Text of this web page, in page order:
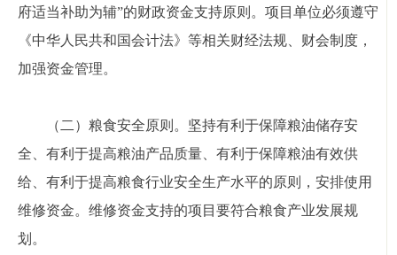
府适当补助为辅”的财政资金支持原则。项目单位必须遵守
《中华人民共和国会计法》等相关财经法规、财会制度，
加强资金管理。
（二）粮食安全原则。坚持有利于保障粮油储存安
全、有利于提高粮油产品质量、有利于保障粮油有效供
给、有利于提高粮食行业安全生产水平的原则，安排使用
维修资金。维修资金支持的项目要符合粮食产业发展规
划。